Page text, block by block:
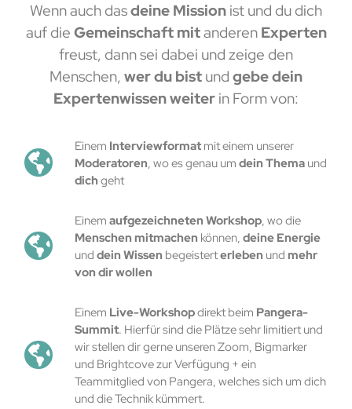
Wenn auch dasdeine Mission ist und du dich
auf die Gemeinschaft mitanderenExperten
freust, dann sei dabei und zeige den
Menschen, wer du bist und gebe dein
Expertenwissen weiter in Form von:
Einem Interviewformatmit einem unserer
Moderatoren, wo es genau um dein Themaund
dich geht
Einem aufgezeichneten Workshop, wo die
Menschen mitmachen können, deine Energie
und dein Wissen begeisterterleben und mehr
von dir wollen
Einem Live-Workshopdirekt beim Pangera-
Summit. Hierfür sind die Plätze sehr limitiert und
wir stellen dir gerne unseren Zoom, Bigmarker
und Brightcove zur Verfügung + ein
Teammitglied von Pangera, welches sich um dich
und die Technik kümmert.